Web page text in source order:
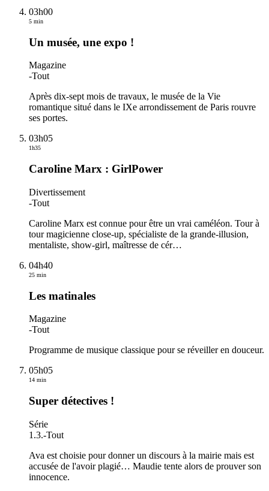
03h00
5 min
Un musée, une expo !
Magazine
-Tout
Après dix-sept mois de travaux, le musée de la Vie
romantique situé dans le IXe arrondissement de Paris rouvre
ses portes.
03h05
1h35
Caroline Marx : GirlPower
Divertissement
-Tout
Caroline Marx est connue pour être un vrai caméléon. Tour à
tour magicienne close-up, spécialiste de la grande-illusion,
mentaliste, show-girl, maîtresse de cér…
04h40
25 min
Les matinales
Magazine
-Tout
Programme de musique classique pour se réveiller en douceur.
05h05
14 min
Super détectives !
Série
1.3.-Tout
Ava est choisie pour donner un discours à la mairie mais est
accusée de l'avoir plagié… Maudie tente alors de prouver son
innocence.